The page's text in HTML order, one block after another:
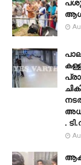
.